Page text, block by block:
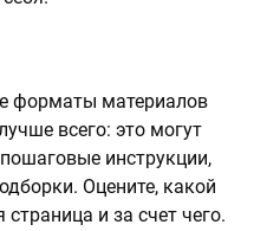
форматы материалов
всего: это могут
инструкции,
Оцените, какой
и за счет чего.